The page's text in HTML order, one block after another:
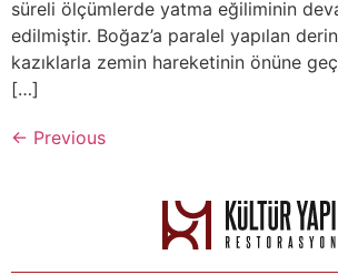
süreli ölçümlerde yatma eğiliminin
edilmiştir. Boğaz’a paralel yapılan
kazıklarla zemin hareketinin önüne
[…]
← Previous